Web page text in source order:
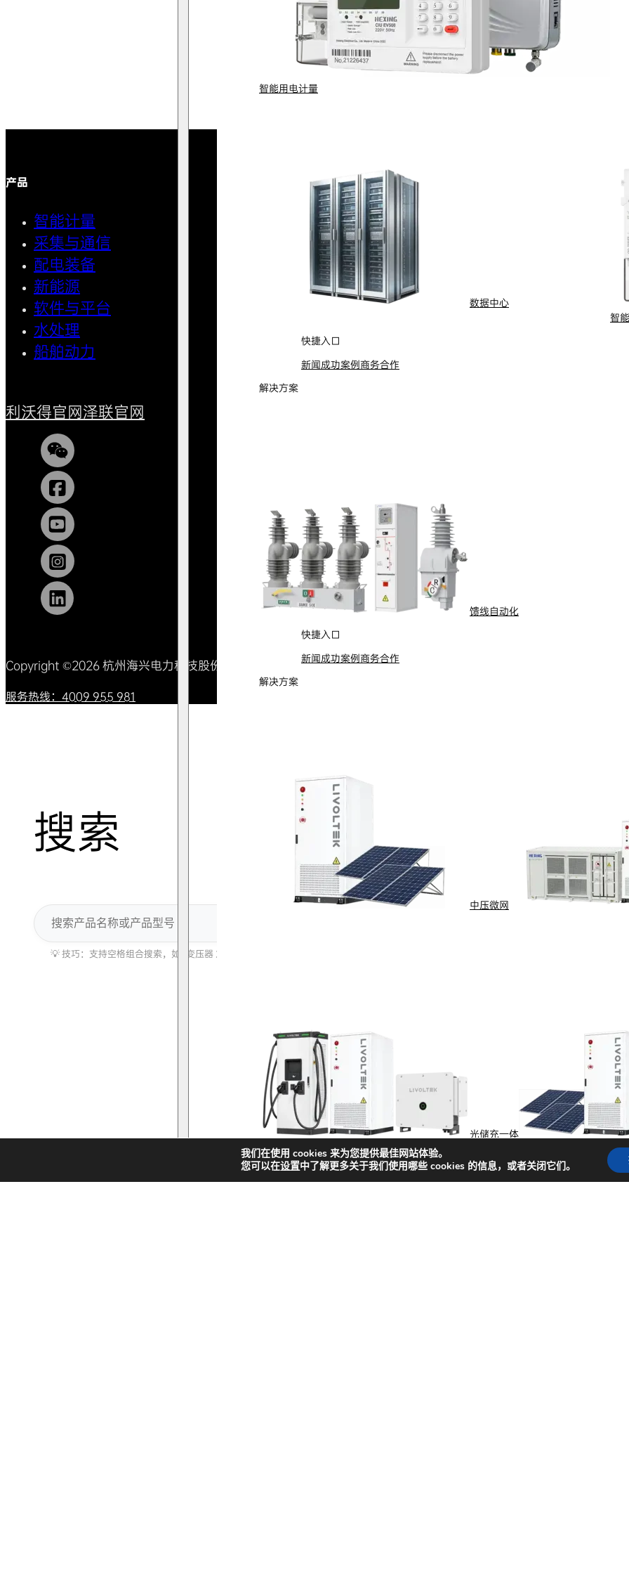
智能用电计量
数据中心
智
快捷入口
新闻成功案例商务合作
解决方案
馈线自动化
快捷入口
新闻成功案例商务合作
解决方案
中压微网
光储充一体
化储能
快捷入口
产品
智能计量
采集与通信
配电装备
新能源
软件与平台
水处理
船舶动力
智能用电计量
馈线自动化
中压微网
AMI智能抄表
船舶电动化
利沃得官网泽联官网
Copyright ©2026 杭州海兴电力科技股份有限公司 All Rights Reserved浙ICP备09002778号-1
服务热线：4009 955 981
我们在使用 cookies 来为您提供最佳网站体验。
您可以在设置中了解更多关于我们使用哪些 cookies 的信息，或者关闭它们。
搜索